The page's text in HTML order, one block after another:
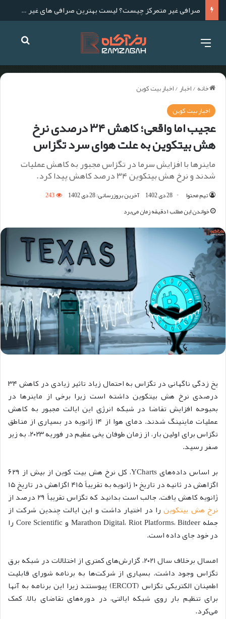
صرافی غیر متمرکز چیست؟ لیست بهترین صرافی های غیر متمرکز برای ایرانیان
خانه/اخبار/اخبار بیت کوین
اخبار بیت کوین
عجیب اما واقعی؛ کاهش ۳۴ درصدی نرخ
هش بیتکوین به علت هوای سرد تگزاس
ماینرها با افزایش سرما در تگزاس مجبور به کاهش عملیات
شدند و نرخ هش بیتکوین ۳۴ درصد کاهش پیدا کرد.
تیم محتوا 28 دی 1402 آخرین بروزرسانی: 28 دی 1402
243
خواندن این مطلب ۱ دقیقه زمان می‌برد
یخ زدگی ناگهانی در تگزاس به احتمال زیاد تاثیر زیادی در کاهش ۳۴
درصدی نرخ هش بیتکوین داشته است زیرا برخی از ماینرها در
بحبوحه افزایش تقاضا در شبکه انرژی این ایالت مجبور به کاهش
عملیات ماینینگ شدند. دمای هوا از ۱۴ ژانویه در بسیاری از مناطق
تگزاس برای اولین بار، از زمان طوفان یخی عظیم در فوریه ۲۰۲۳، به زیر
صفر رسید.
بر اساس داده‌های YCharts، کل نرخ هش بیت کوین از بیش از ۶۲۹
اگزاهش در ثانیه در تاریخ ۱۰ ژانویه به تقریباً ۴۱۵ اگزاهش در تاریخ ۱۵
ژانویه کاهش یافت. جالب است بدانید که تگزاس تقریباً ۲۹ درصد از
نرخ هش بیتکوینرا در اختیار داشت و این ایالت چندین شرکت از
جمله Marathon Digital، Riot Platforms، Bitdeer و Core Scientific را
در خود جای داده است.
امسال برخلاف سال ۲۰۲۱، گزارش‌های کمتری از اختلالات در شبکه برق
تگزاس وجود داشت. بسیاری از شرکت‌ها به برنامه شورای قابلیت
اطمینان الکتریکی تگزاس (ERCOT) پیوستند زیرا این برنامه به آنها
برای تنظیم بار روی شبکه ایالتی، در دوره‌های تقاضای بالا، کمک
می‌کرد.